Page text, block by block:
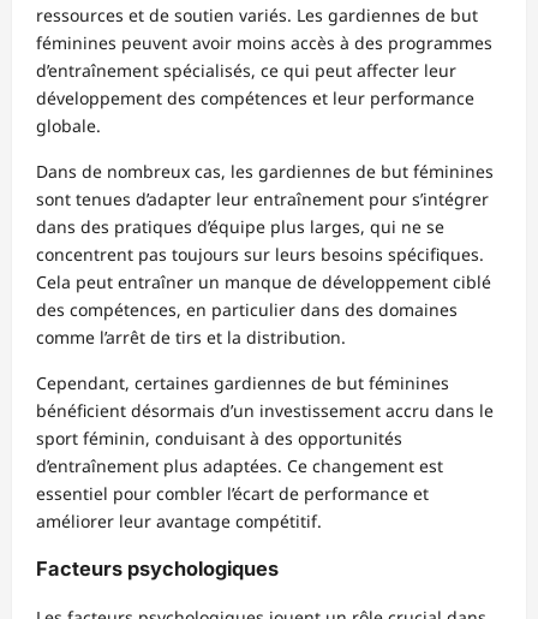
ressources et de soutien variés. Les gardiennes de but
féminines peuvent avoir moins accès à des programmes
d’entraînement spécialisés, ce qui peut affecter leur
développement des compétences et leur performance
globale.
Dans de nombreux cas, les gardiennes de but féminines
sont tenues d’adapter leur entraînement pour s’intégrer
dans des pratiques d’équipe plus larges, qui ne se
concentrent pas toujours sur leurs besoins spécifiques.
Cela peut entraîner un manque de développement ciblé
des compétences, en particulier dans des domaines
comme l’arrêt de tirs et la distribution.
Cependant, certaines gardiennes de but féminines
bénéficient désormais d’un investissement accru dans le
sport féminin, conduisant à des opportunités
d’entraînement plus adaptées. Ce changement est
essentiel pour combler l’écart de performance et
améliorer leur avantage compétitif.
Facteurs psychologiques